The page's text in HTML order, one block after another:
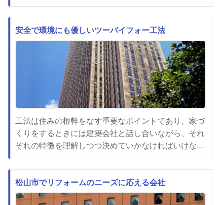
その他の大型の動物や鳥や爬虫類、熱帯魚なども自由
に飼うことが可能です。しかしながら、賃貸住宅の場
合には管理会社や大家さんの意向によってペットの飼
育が認められていないというケースも大変多く見られ
ます。その要因としてあげ...
安全で環境にも優しいツーバイフォー工法
工法は住みの根幹をなす重要なポイントであり、家づ
くりをするときには建築会社と話し合いながら、それ
ぞれの特徴を理解しつつ決めていかなければいけない
要素です。ツーバイフォー工法もそんな家づくりで重
要な工法の一つであり、特徴を一言で表すなら災害に
強い家づくりができることです。近年の日本では地震
や台風など巨大災害が相次いで発生し、そのたびに家
松山市でリフォームのニーズに応える会社